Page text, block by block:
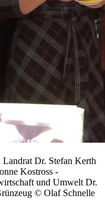
Dr. Stefan Kerth
Kostross -
und Umwelt Dr.
© Olaf Schnelle